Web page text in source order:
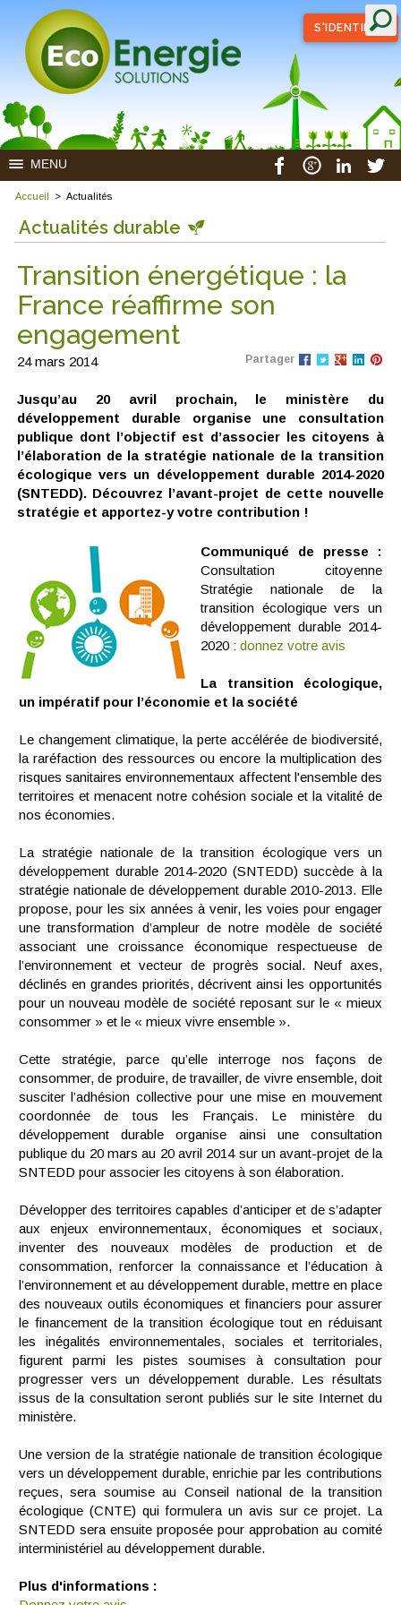
S'IDENTIFIER
MENU
Accueil > Actualités
Actualités durable
Transition énergétique : la
France réaffirme son
engagement
24 mars 2014 Partager
Jusqu’au 20 avril prochain, le ministère du
développement durable organise une consultation
publique dont l’objectif est d’associer les citoyens à
l’élaboration de la stratégie nationale de la transition
écologique vers un développement durable 2014-2020
(SNTEDD). Découvrez l’avant-projet de cette nouvelle
stratégie et apportez-y votre contribution !
Communiqué de presse :
Consultation citoyenne
Stratégie nationale de la
transition écologique vers un
développement durable 2014-
2020 : donnez votre avis
La transition écologique,
un impératif pour l’économie et la société
Le changement climatique, la perte accélérée de biodiversité,
la raréfaction des ressources ou encore la multiplication des
risques sanitaires environnementaux affectent l'ensemble des
territoires et menacent notre cohésion sociale et la vitalité de
nos économies.
La stratégie nationale de la transition écologique vers un
développement durable 2014-2020 (SNTEDD) succède à la
stratégie nationale de développement durable 2010-2013. Elle
propose, pour les six années à venir, les voies pour engager
une transformation d’ampleur de notre modèle de société
associant une croissance économique respectueuse de
l’environnement et vecteur de progrès social. Neuf axes,
déclinés en grandes priorités, décrivent ainsi les opportunités
pour un nouveau modèle de société reposant sur le « mieux
consommer » et le « mieux vivre ensemble ».
Cette stratégie, parce qu’elle interroge nos façons de
consommer, de produire, de travailler, de vivre ensemble, doit
susciter l’adhésion collective pour une mise en mouvement
coordonnée de tous les Français. Le ministère du
développement durable organise ainsi une consultation
publique du 20 mars au 20 avril 2014 sur un avant-projet de la
SNTEDD pour associer les citoyens à son élaboration.
Développer des territoires capables d’anticiper et de s’adapter
aux enjeux environnementaux, économiques et sociaux,
inventer des nouveaux modèles de production et de
consommation, renforcer la connaissance et l’éducation à
l’environnement et au développement durable, mettre en place
des nouveaux outils économiques et financiers pour assurer
le financement de la transition écologique tout en réduisant
les inégalités environnementales, sociales et territoriales,
figurent parmi les pistes soumises à consultation pour
progresser vers un développement durable. Les résultats
issus de la consultation seront publiés sur le site Internet du
ministère.
Une version de la stratégie nationale de transition écologique
vers un développement durable, enrichie par les contributions
reçues, sera soumise au Conseil national de la transition
écologique (CNTE) qui formulera un avis sur ce projet. La
SNTEDD sera ensuite proposée pour approbation au comité
interministériel au développement durable.
Plus d'informations :